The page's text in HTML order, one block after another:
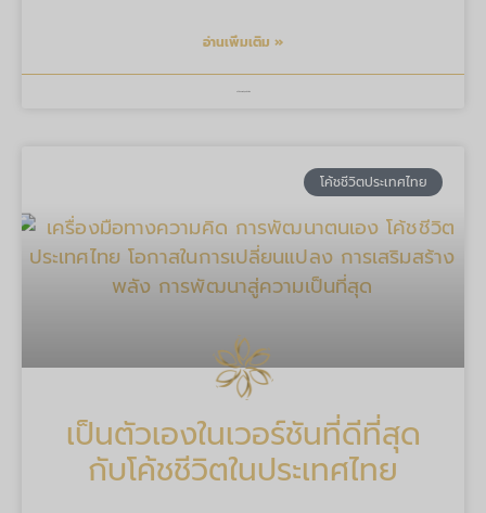
อ่านเพิ่มเติม »
โค้ชชีวิตประเทศไทย
เป็นตัวเองในเวอร์ชันที่ดีที่สุด
กับโค้ชชีวิตในประเทศไทย